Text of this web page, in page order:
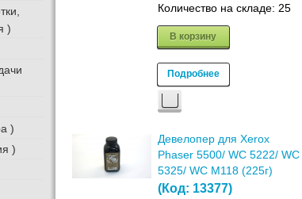
Количество на складе: 25
В корзину
Подробнее
Девелопер для Xerox
Phaser 5500/ WC 5222/ WC
5325/ WC M118 (225г)
(Код: 13377)
)
)
)